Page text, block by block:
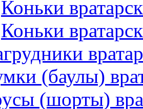
Коньки
Коньки
(баулы)
(шорты)